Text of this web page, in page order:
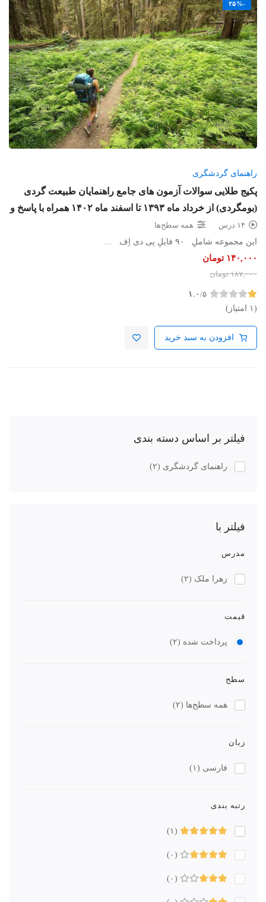
فیلتر بر اساس دسته بندی
راهنمای گردشگری (۲)
فیلتر با
مدرس
زهرا ملک (۲)
قیمت
پرداخت شده (۲)
سطح
همه سطح‌ها (۲)
زبان
فارسی (۱)
رتبه بندی
(۱)
(۰)
(۰)
-۲۵%
راهنمای گردشگری
پکیج طلایی سوالات آزمون های جامع راهنمایان طبیعت گردی
(بومگردی) از خرداد ماه ۱۳۹۳ تا اسفند ماه ۱۴۰۲ همراه با پاسخ و
بخش خود را بیازمایید
۱۴ درس
همه سطح‌ها
این مجموعه شاملِ ۹۰ فایلِ پی دی اِف …
۱۴۰,۰۰۰ تومان
۱۸۷,۰۰۰ تومان
۱.۰ /۵
(۱ امتیاز)
افزودن به سبد خرید